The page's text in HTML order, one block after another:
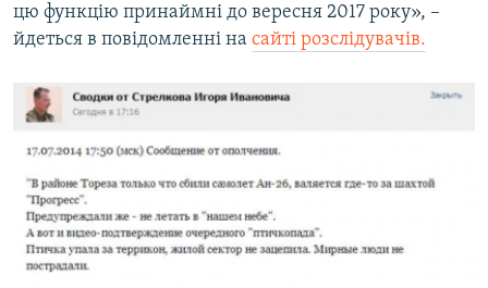
цю функцію принаймні до вересня 2017 року», –
йдеться в повідомленні на сайті розслідувачів.